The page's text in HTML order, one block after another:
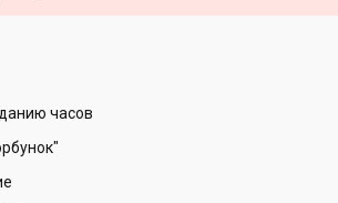
часов